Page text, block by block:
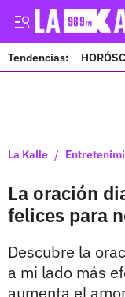
Tendencias:
La Kalle /
La oración
felices para
Descubre la
a mi lado más
aumenta el